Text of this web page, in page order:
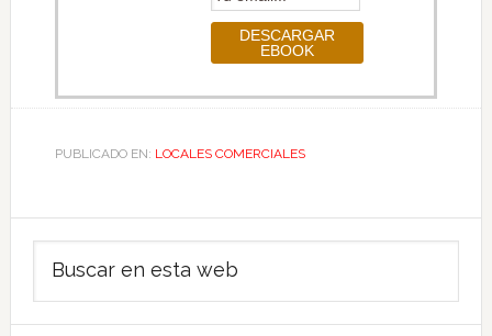
PUBLICADO EN: LOCALES COMERCIALES
Barra
lateral
principal